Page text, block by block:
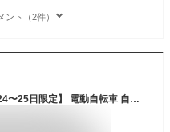
ント（2件）
【★10倍ポイントアップ★最大40倍 24〜25日限定】 電動自転車 自転車 20インチ 小径車 ミニベロ シマノ製 6段変速 |電動アシスト自転車 コンパクト シティサイクル デリバリー配送 カゴ付き 就職 ギフト 送料無料【DASK206】